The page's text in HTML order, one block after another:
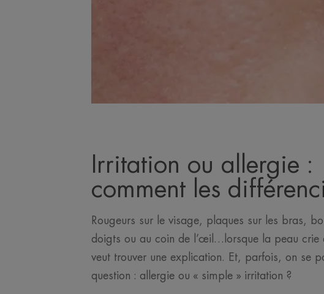
Irritation ou allergie :
comment les
Rougeurs sur le visage, plaques sur les bras,
doigts ou au coin de l’œil…lorsque la peau crie
veut trouver une explication. Et, parfois, on se
question : allergie ou « simple » irritation ?